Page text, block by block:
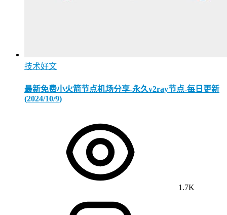
技术好文
最新免费小火箭节点机场分享-永久v2ray节点-每日更新
(2024/10/9)
1.7K